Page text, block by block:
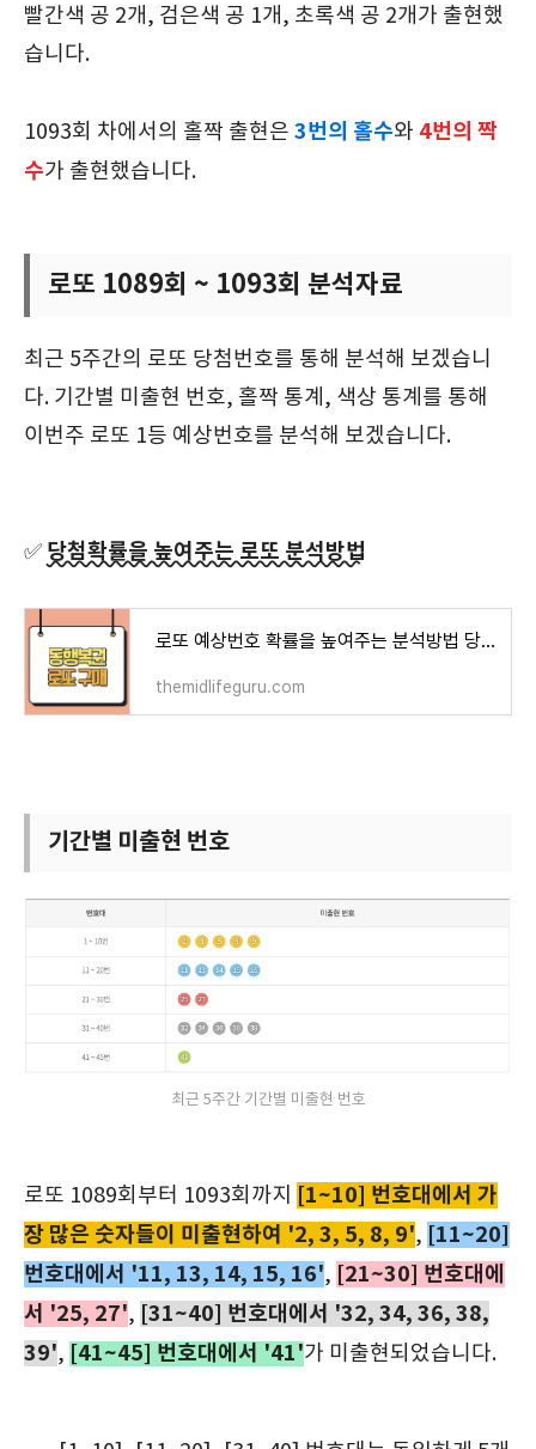
빨간색 공 2개, 검은색 공 1개, 초록색 공 2개가 출현했
습니다.
1093회 차에서의 홀짝 출현은 3번의 홀수와 4번의 짝
수가 출현했습니다.
로또 1089회 ~ 1093회 분석자료
최근 5주간의 로또 당첨번호를 통해 분석해 보겠습니
다. 기간별 미출현 번호, 홀짝 통계, 색상 통계를 통해
이번주 로또 1등 예상번호를 분석해 보겠습니다.
✅ 당첨확률을 높여주는 로또 분석방법
로또 예상번호 확률을 높여주는 분석방법 당첨금액 당첨지역
themidlifeguru.com
기간별 미출현 번호
최근 5주간 기간별 미출현 번호
로또 1089회부터 1093회까지
[1~10] 번호대에서 가
장 많은 숫자들이 미출현하여 '2, 3, 5, 8, 9', [11~20]
번호대에서 '11, 13, 14, 15, 16', [21~30] 번호대에
서 '25, 27', [31~40] 번호대에서 '32, 34, 36, 38,
39', [41~45] 번호대에서 '41'가 미출현되었습니다.